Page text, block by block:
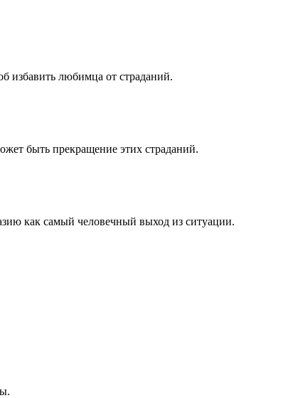
избавить любимца от страданий.
быть прекращение этих страданий.
как самый человечный выход из ситуации.